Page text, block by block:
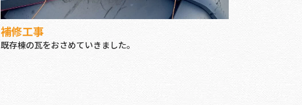
補修工事
既存棟の瓦をおさめていきました。